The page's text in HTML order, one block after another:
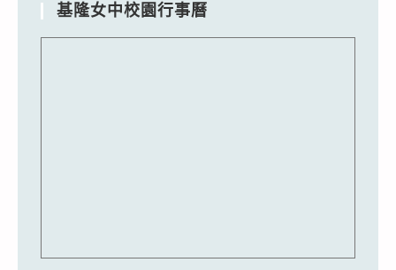
基隆女中校園行事曆